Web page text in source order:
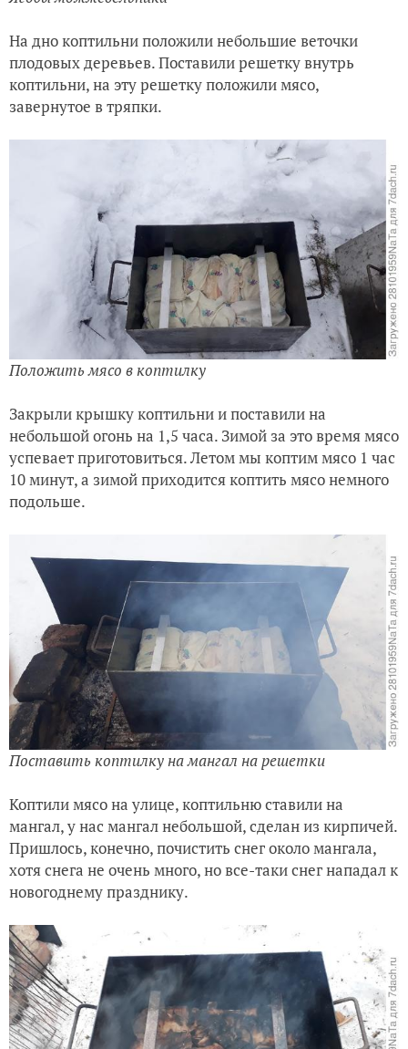
На дно коптильни положили небольшие веточки
плодовых деревьев. Поставили решетку внутрь
коптильни, на эту решетку положили мясо,
завернутое в тряпки.
Положить мясо в коптилку
Закрыли крышку коптильни и поставили на
небольшой огонь на 1,5 часа. Зимой за это время мясо
успевает приготовиться. Летом мы коптим мясо 1 час
10 минут, а зимой приходится коптить мясо немного
подольше.
Поставить коптилку на мангал на решетки
Коптили мясо на улице, коптильню ставили на
мангал, у нас мангал небольшой, сделан из кирпичей.
Пришлось, конечно, почистить снег около мангала,
хотя снега не очень много, но все-таки снег нападал к
новогоднему празднику.